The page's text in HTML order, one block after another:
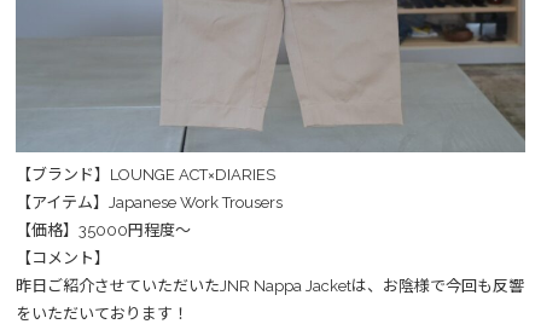
【ブランド】LOUNGE ACT×DIARIES
【アイテム】Japanese Work Trousers
【価格】35000円程度～
【コメント】
昨日ご紹介させていただいたJNR Nappa Jacketは、お陰様で今回も反響
をいただいております！